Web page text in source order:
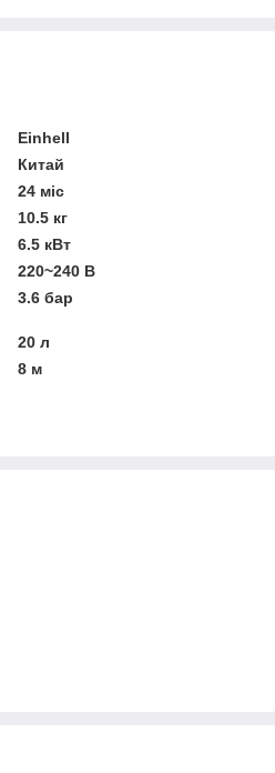
Einhell
Китай
24 міс
10.5 кг
6.5 кВт
220~240 В
3.6 бар
20 л
8 м